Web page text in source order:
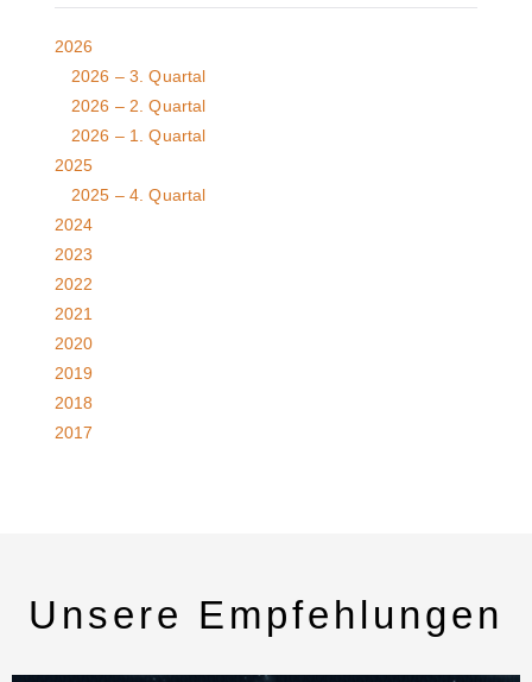
2026
2026 – 3. Quartal
2026 – 2. Quartal
2026 – 1. Quartal
2025
2025 – 4. Quartal
2024
2023
2022
2021
2020
2019
2018
2017
Unsere Empfehlungen